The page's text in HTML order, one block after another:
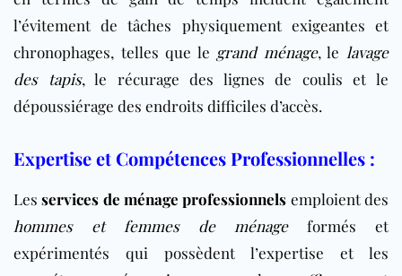
l’évitement de tâches physiquement exigeantes et
chronophages, telles que le grand ménage, le lavage
des tapis, le récurage des lignes de coulis et le
dépoussiérage des endroits difficiles d’accès.
Expertise et Compétences Professionnelles :
Lesservices de ménage professionnels emploient des
hommes et femmes de ménageformés et
expérimentés qui possèdent l’expertise et les